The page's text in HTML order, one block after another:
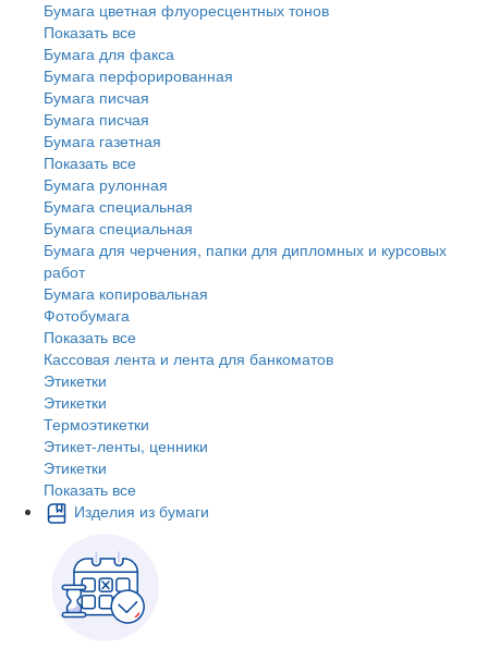
Бумага цветная флуоресцентных тонов
Показать все
Бумага для факса
Бумага перфорированная
Бумага писчая
Бумага писчая
Бумага газетная
Показать все
Бумага рулонная
Бумага специальная
Бумага специальная
Бумага для черчения, папки для дипломных и курсовых
работ
Бумага копировальная
Фотобумага
Показать все
Кассовая лента и лента для банкоматов
Этикетки
Этикетки
Термоэтикетки
Этикет-ленты, ценники
Этикетки
Показать все
Изделия из бумаги